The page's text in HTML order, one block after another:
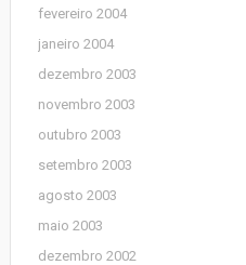
fevereiro 2004
janeiro 2004
dezembro 2003
novembro 2003
outubro 2003
setembro 2003
agosto 2003
maio 2003
dezembro 2002